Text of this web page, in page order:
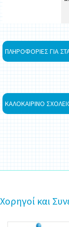
ΠΛΗΡΟΦΟΡΙΕΣ ΓΙΑ
ΚΑΛΟΚΑΙΡΙΝΟ
Χορηγοί και